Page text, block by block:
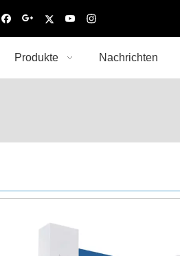
Produkte Nachrichten